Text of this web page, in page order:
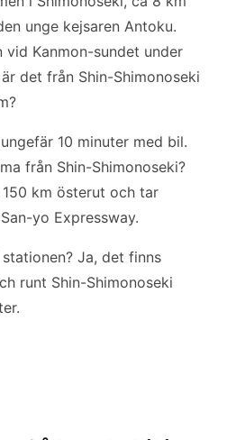
unge kejsaren Antoku.
Kanmon-sundet under
det från Shin-Shimonoseki
10 minuter med bil.
från Shin-Shimonoseki?
km österut och tar
yo Expressway.
Ja, det finns
runt Shin-Shimonoseki